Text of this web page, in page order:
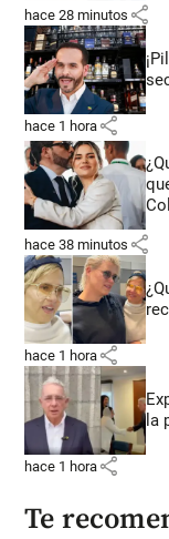
hace 28 minutos share
hace 1 hora share
hace 38 minutos share
hace 1 hora share
la
hace 1 hora share
Te